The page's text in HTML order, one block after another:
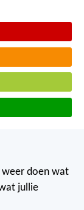
weer doen wat
jullie